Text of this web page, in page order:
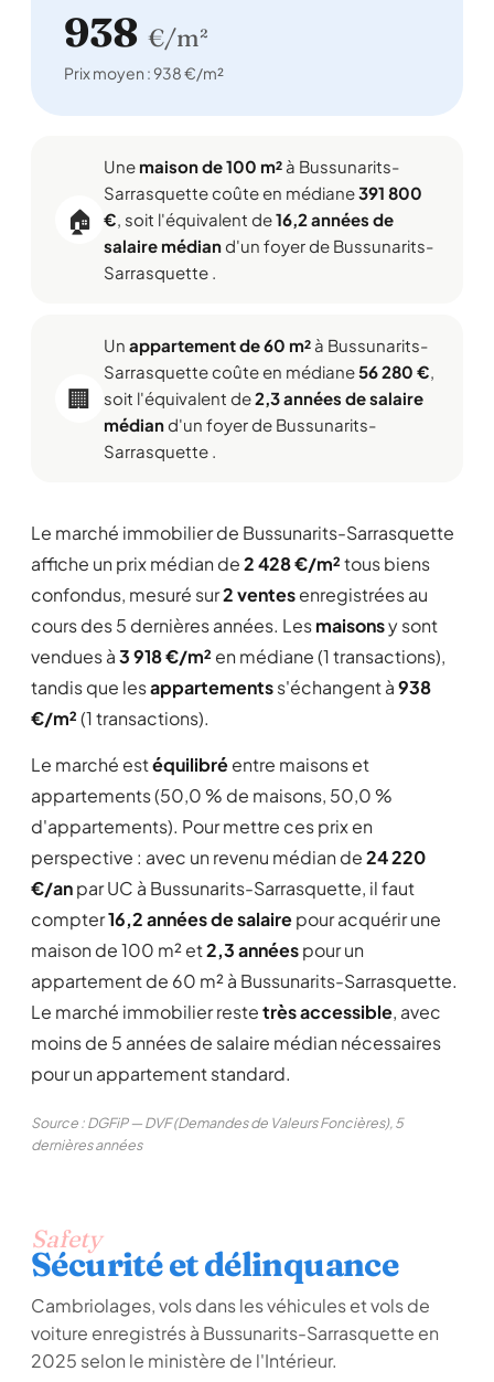
938 €/m²
Prix moyen : 938 €/m²
🏠
Une maison de 100 m² à Bussunarits-
Sarrasquette coûte en médiane391 800
€, soit l'équivalent de16,2 années de
salaire médiand'un foyer de Bussunarits-
Sarrasquette .
🏢
Un appartement de 60 m² à Bussunarits-
Sarrasquette coûte en médiane56 280 €,
soit l'équivalent de2,3 années de salaire
médiand'un foyer de Bussunarits-
Sarrasquette .
Le marché immobilier de Bussunarits-Sarrasquette
affiche un prix médian de2 428 €/m²tous biens
confondus, mesuré sur2 ventesenregistrées au
cours des 5 dernières années. Lesmaisonsy sont
vendues à3 918 €/m² en médiane (1 transactions),
tandis que lesappartementss'échangent à938
€/m²(1 transactions).
Le marché estéquilibréentre maisons et
appartements (50,0 % de maisons, 50,0 %
d'appartements). Pour mettre ces prix en
perspective : avec un revenu médian de24 220
€/anpar UC à Bussunarits-Sarrasquette, il faut
compter16,2 années de salairepour acquérir une
maison de 100 m² et2,3 annéespour un
appartement de 60 m² à Bussunarits-Sarrasquette.
Le marché immobilier restetrès accessible, avec
moins de 5 années de salaire médian nécessaires
pour un appartement standard.
Source : DGFiP — DVF (Demandes de Valeurs Foncières), 5
dernières années
Safety
Sécurité et délinquance
Cambriolages, vols dans les véhicules et vols de
voiture enregistrés à Bussunarits-Sarrasquette en
2025 selon le ministère de l'Intérieur.